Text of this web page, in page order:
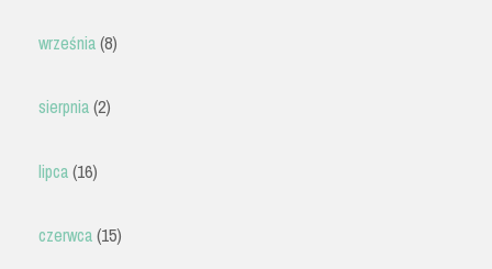
września(8)
sierpnia(2)
lipca(16)
czerwca(15)